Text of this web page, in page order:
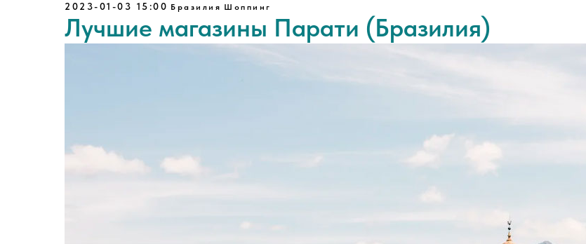
2023-01-03 15:00 Бразилия Шоппинг
Лучшие магазины Парати (Бразилия)